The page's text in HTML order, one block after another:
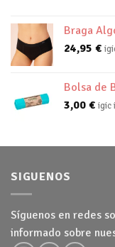
Braga
24,95 €
Bolsa de
3,00 € igic
SIGUENOS
Síguenos en redes
informado sobre